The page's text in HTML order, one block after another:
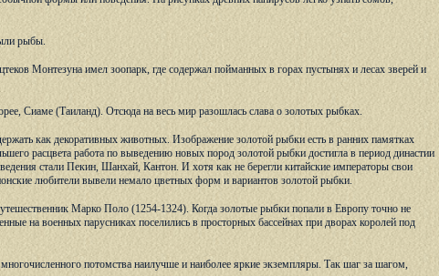
рыбы.
Монтезуна имел зоопарк, где содержал пойманных в горах пустынях и лесах зверей и
Сиаме (Таиланд). Отсюда на весь мир разошлась слава о золотых рыбках.
как декоративных животных. Изображение золотой рыбки есть в ранних памятках
расцвета работа по выведению новых пород золотой рыбки достигла в период династии
стали Пекин, Шанхай, Кантон. И хотя как не берегли китайские императоры свои
любители вывели немало цветных форм и вариантов золотой рыбки.
Марко Поло (1254-1324). Когда золотые рыбки попали в Европу точно не
на военных парусниках поселились в просторных бассейнах при дворах королей под
потомства наилучше и наиболее яркие экземпляры. Так шаг за шагом,